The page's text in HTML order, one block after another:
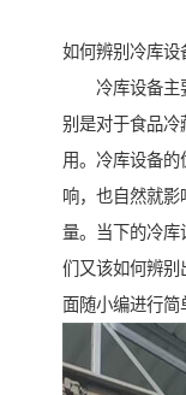
如何辨别冷库设
冷库设备主要
别是对于食品冷
用。冷库设备
响，也自然就
量。当下的冷库
们又该如何辨别
面随小编进行简